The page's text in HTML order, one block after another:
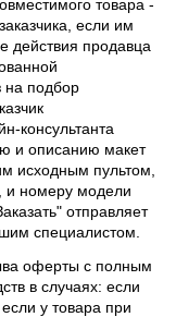
товара -
если им
действия продавца
на подбор
консультанта
и описанию макет
исходным пультом,
и номеру модели
отправляет
специалистом.
оферты с полным
в случаях: если
у товара при